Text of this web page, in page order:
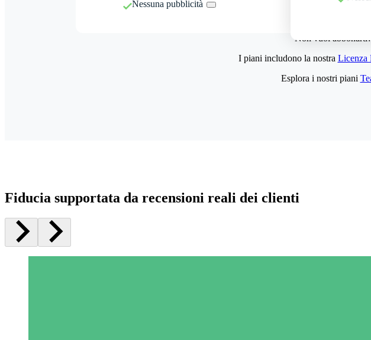
Nessuna pubblicità
Non vuoi abbonarti?
I piani includono la nostra Licenza
Esplora i nostri piani
Fiducia supportata da recensioni reali dei clienti